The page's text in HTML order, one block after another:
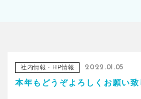
社内情報・HP情報 2022.01.05
本年もどうぞよろしくお願い致